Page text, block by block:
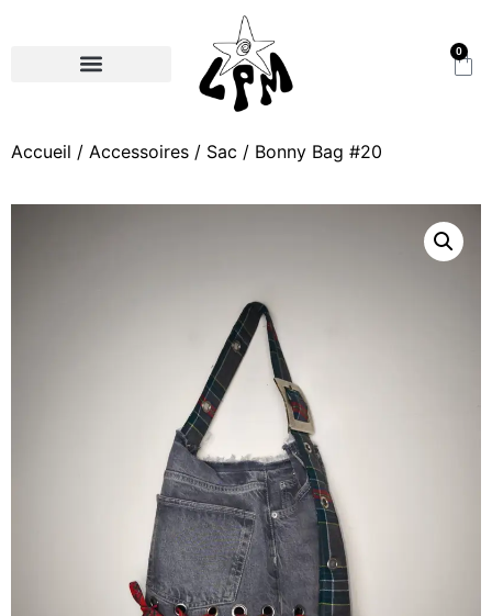
0
Accueil / Accessoires / Sac / Bonny Bag #20